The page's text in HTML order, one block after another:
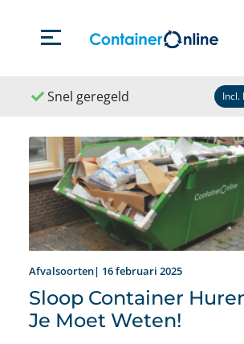
Menu openen/sluiten
Snel geregeld Incl.
Afvalsoorten| 16 februari 2025
Sloop Container
Je Moet Weten!